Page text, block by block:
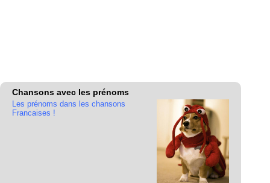
Chansons avec les prénoms
Les prénoms dans les chansons
Francaises !